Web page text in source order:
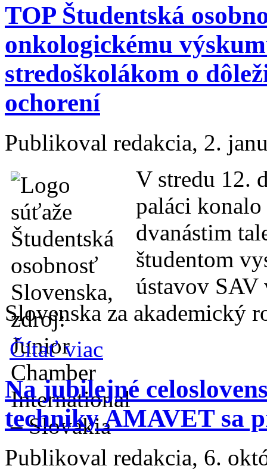
TOP Študentská
onkologickému
stredoškolákom o
ochorení
Publikoval redakcia, 2.
V stredu 12.
paláci
dvanástim
študentom
ústavov SAV
Slovenska za akademický
Čítať viac
Na jubilejné
techniky AMAVET sa
Publikoval redakcia, 6.